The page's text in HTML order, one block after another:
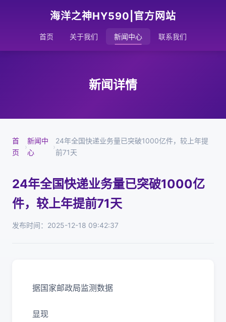
海洋之神HY590|官方网站
首页 关于我们 新闻中心 联系我们
新闻详情
首
页
›
新闻中
心
›
24年全国快递业务量已突破1000亿件，较上年提
前71天
24年全国快递业务量已突破1000亿
件，较上年提前71天
发布时间：2025-12-18 09:42:37
据国家邮政局监测数据
显现